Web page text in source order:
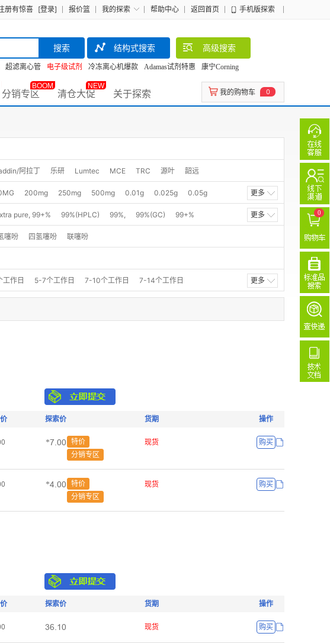
册有惊喜 [登录] 报价篮 我的探索 帮助中心 返回首页 手机版探索
搜索 结构式搜索 高级搜索
超滤离心管 电子级试剂 冷冻离心机爆款 Adamas试剂特惠 康宁Corning
分销专区
BOOM
清仓大促
NEW
关于探索 我的购物车 0
阿拉丁 乐研 Lumtec MCE TRC 源叶 韶远
200mg 250mg 500mg 0.01g 0.025g
0.05g
10GR 25g 25GR 25ml 50g 50GR 100G
100g
2.5L 10kg 25kg 25L 1LT 1EA 25 mg
1000g
50G 1MG 100ML 10ML 250ML 50ML
SAMPLE
更多
pure, 99+% 99%(HPLC) 99%, 99%(GC)
99+%
98.5% 98% 98.0%(N)
> 98% (HPLC) 98%(GC) 98%(HPLC)
98%+(HPLC)
98%+(LC-MS) 98%(GC-MS)
98%+(GC-MS)
97%+ 97% as monomer 97%(NMR) > 97%
96%+(HPLC) 96%(HPLC) > 96% 96%+
96%
90%+(GC) 90+% 90%+
更多
噻吩 四氢噻吩 联噻吩
作日 5-7个工作日 7-10个工作日
7-14个工作日
更多
探索价 货期 操作
*ǅŕŏŏ
特价
分销专区
现货 购买
*Ȧŕŏŏ
特价
分销专区
现货 购买
探索价 货期 操作
ğĪŕȜŏ 现货 购买
0